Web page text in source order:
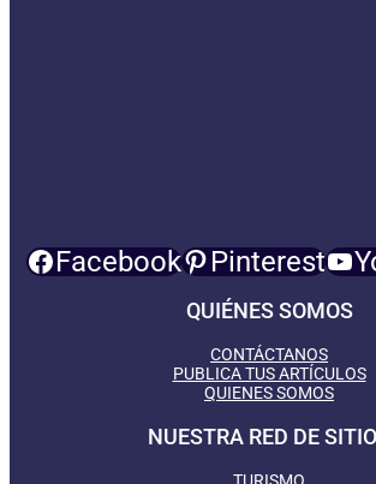
Facebook Pinterest
QUIÉNES SOMOS
CONTÁCTANOS
PUBLICA TUS ARTÍCULOS
QUIENES SOMOS
NUESTRA RED DE
TURISMO